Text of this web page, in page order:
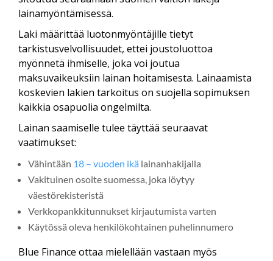
lainamyöntämisessä.
Laki määrittää luotonmyöntäjille tietyt
tarkistusvelvollisuudet, ettei joustoluottoa
myönnetä ihmiselle, joka voi joutua
maksuvaikeuksiin lainan hoitamisesta. Lainaamista
koskevien lakien tarkoitus on suojella sopimuksen
kaikkia osapuolia ongelmilta.
Lainan saamiselle tulee täyttää seuraavat
vaatimukset:
Vähintään 18 – vuoden ikä lainanhakijalla
Vakituinen osoite suomessa, joka löytyy
väestörekisteristä
Verkkopankkitunnukset kirjautumista varten
Käytössä oleva henkilökohtainen puhelinnumero
Blue Finance ottaa mielellään vastaan myös